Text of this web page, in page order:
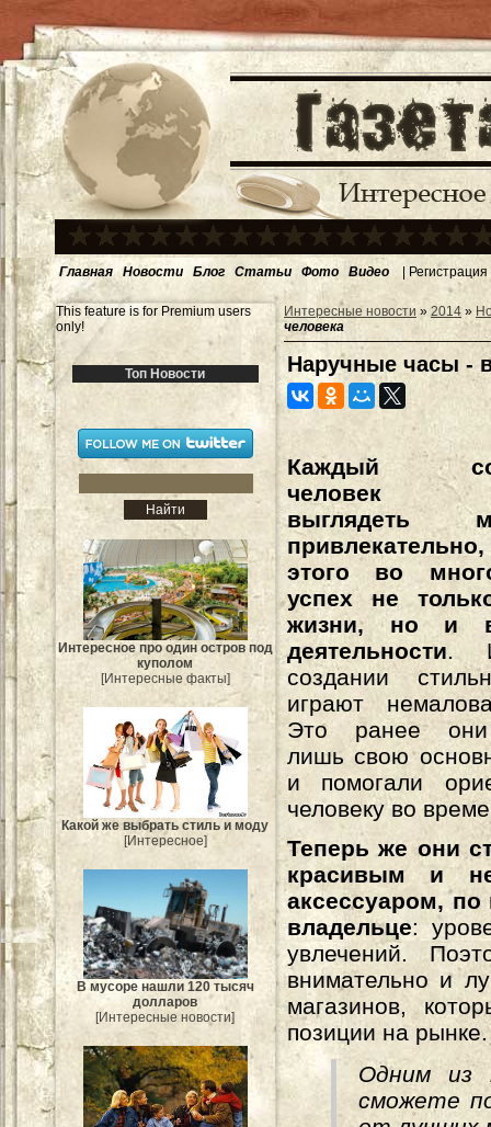
Главная Новости Блог Статьи Фото Видео | Регистрация
This feature is for Premium users
only!
Топ Новости
Интересное про один остров под
куполом
[Интересные факты]
Какой же выбрать стиль и моду
[Интересное]
В мусоре нашли 120 тысяч
долларов
[Интересные новости]
Интересные новости » 2014 »
человека
Наручные часы -
Каждый
человек
выглядеть
этого во
успех не
жизни, но и в
деятельности.
создании
играют
Это ранее они
лишь свою
и помогали
человеку во
Теперь же они
красивым и
аксессуаром,
владельце:
увлечений.
внимательно и
магазинов,
позиции на рынке.
Одним из
сможете